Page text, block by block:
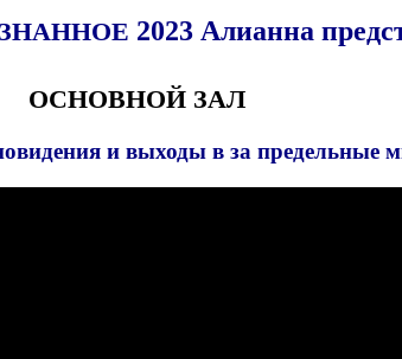
2023 Алианна
ОСНОВНОЙ ЗАЛ
и выходы в за предельные